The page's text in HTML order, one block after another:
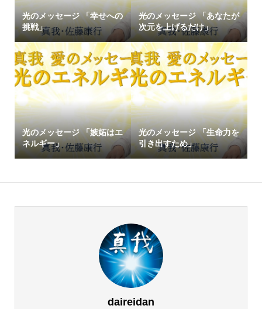
光のメッセージ 「幸せへの
挑戦」
光のメッセージ 「あなたが
次元を上げるだけ」
光のメッセージ 「嫉妬はエ
ネルギー」
光のメッセージ 「生命力を
引き出すため」
daireidan